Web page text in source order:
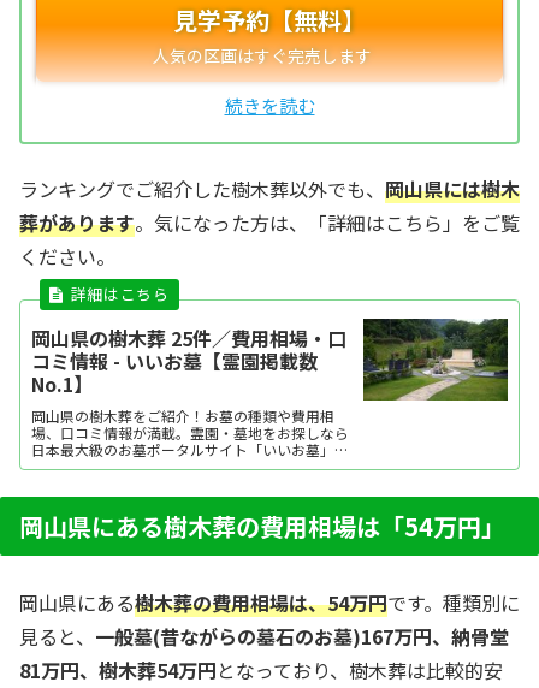
見学予約【無料】
ランキングでご紹介した樹木葬以外でも、 岡山県には樹木
葬があります。気になった方は、「詳細はこちら」をご覧
ください。
岡山県の樹木葬 25件／費用相場・口
コミ情報 - いいお墓【霊園掲載数
No.1】
岡山県の樹木葬をご紹介！お墓の種類や費用相
場、口コミ情報が満載。霊園・墓地をお探しなら
日本最大級のお墓ポータルサイト「いいお墓」に
お任せください。資料請求・見学予約・お墓の相
方など、お墓探しに役立つ情報も提供中。
岡山県にある樹木葬の費用相場は「54万円」
岡山県にある樹木葬の費用相場は、54万円です。種類別に
見ると、 一般墓(昔ながらの墓石のお墓)167万円、納骨堂
81万円、樹木葬54万円となっており、樹木葬は比較的安